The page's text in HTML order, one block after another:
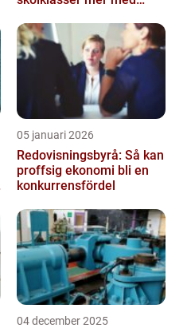
05 januari 2026
Redovisningsbyrå: Så kan
proffsig ekonomi bli en
konkurrensfördel
04 december 2025